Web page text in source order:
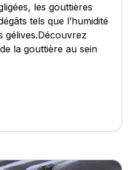
les gouttières
tels que l’humidité
gélives.Découvrez
la gouttière au sein